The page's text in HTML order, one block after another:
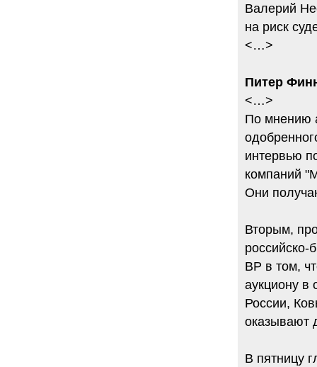
Валерий
на риск
<…>
Питер
<…>
По мнению
интервью
компаний
Они
Вторым,
российско-
ВР в том,
аукциону в
России,
оказывают
В пятницу